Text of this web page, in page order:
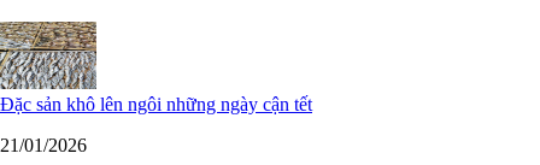
Đặc sản khô lên ngôi những ngày cận tết
21/01/2026